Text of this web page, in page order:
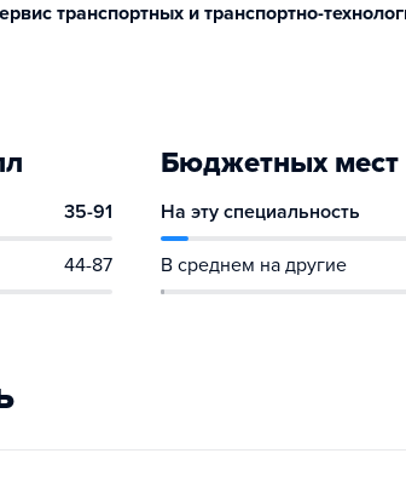
транспортных и транспортно-
35-91
44-87
Бюджетных мест
На эту специальность
В среднем на другие